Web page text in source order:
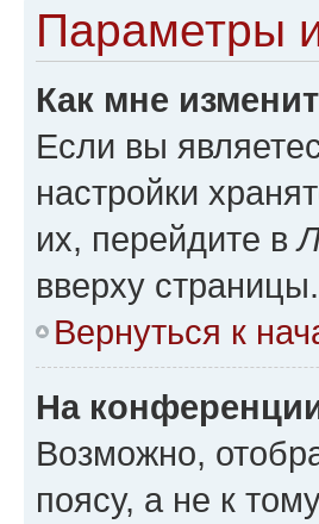
Параметры
Как мне
Если вы
настройки
их, перейдите в
вверху
Вернуться к
На
Возможно,
поясу, а не к